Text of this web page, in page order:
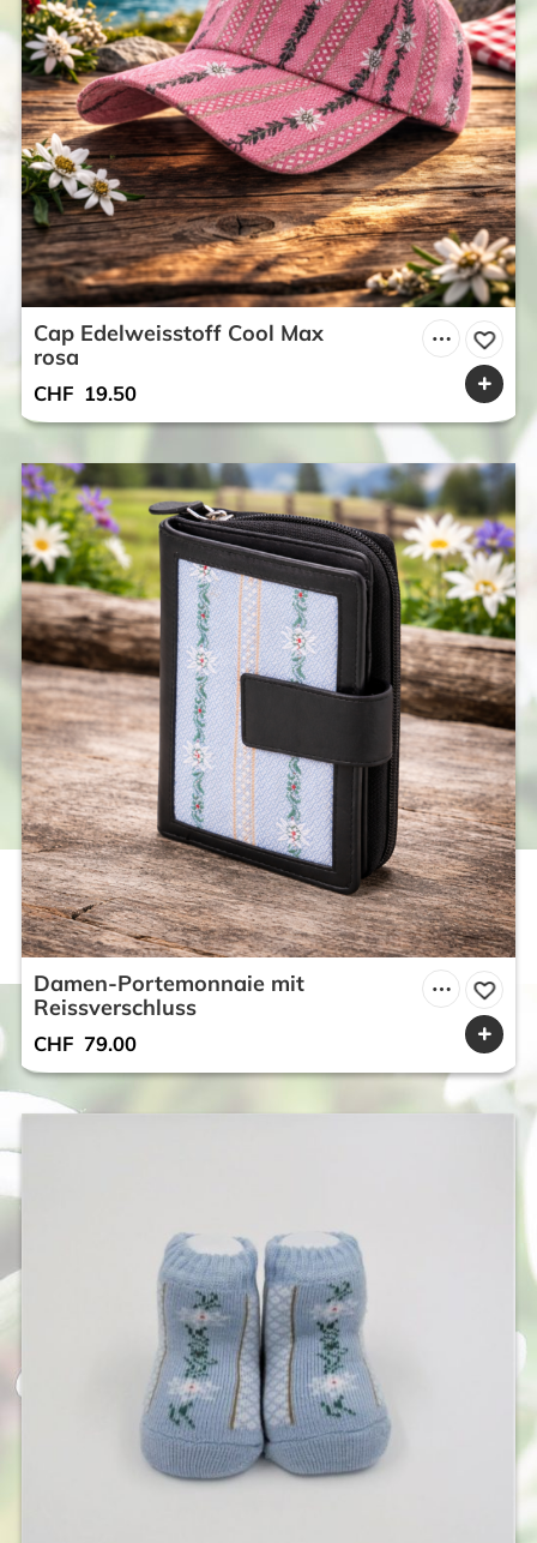
Cap Edelweisstoff Cool Max
rosa
CHF 19.50
Damen-Portemonnaie mit
Reissverschluss
CHF 79.00